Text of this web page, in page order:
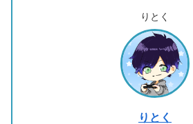
りとく
りとく